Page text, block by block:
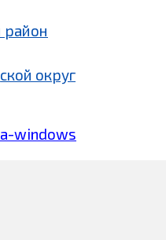
район
округ
windows